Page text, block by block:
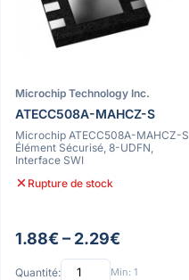
Microchip Technology Inc.
ATECC508A-MAHCZ-S
Microchip ATECC508A-MAHCZ-S
Élément Sécurisé, 8-UDFN,
Interface SWI
Rupture de stock
1.88€ – 2.29€
Quantité: Min: 1